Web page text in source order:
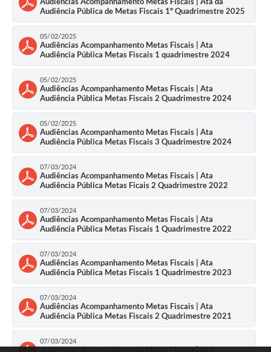
Banco do Povo Paulista
Folha de Pagamento
Serviços ao Cidadão
Nota Fiscal Eletrônica
Compras Web
STS - 3º Setor
Transparência
Notícias
Contato
SIC
Audiência Pública de Metas Fiscais 1º Quadrimestre 2025
05/02/2025
Audiências Acompanhamento Metas Fiscais | Ata
Audiência Pública Metas Fiscais 1 quadrimestre 2024
05/02/2025
Audiências Acompanhamento Metas Fiscais | Ata
Audiência Pública Metas Fiscais 2 Quadrimestre 2024
05/02/2025
Audiências Acompanhamento Metas Fiscais | Ata
Audiência Pública Metas Fiscais 3 Quadrimestre 2024
07/03/2024
Audiências Acompanhamento Metas Fiscais | Ata
Audiência Pública Metas Ficais 2 Quadrimestre 2022
07/03/2024
Audiências Acompanhamento Metas Fiscais | Ata
Audiência Pública Metas Fiscais 1 Quadrimestre 2022
07/03/2024
Audiências Acompanhamento Metas Fiscais | Ata
Audiência Pública Metas Fiscais 1 Quadrimestre 2023
07/03/2024
Audiências Acompanhamento Metas Fiscais | Ata
Audiência Pública Metas Fiscais 2 Quadrimestre 2021
07/03/2024
Audiências Acompanhamento Metas Fiscais | Ata